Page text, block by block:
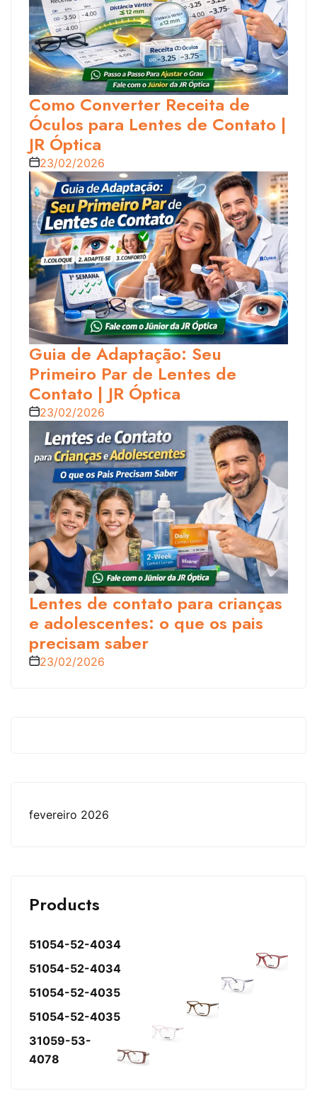
Como Converter Receita de
Óculos para Lentes de Contato |
JR Óptica
23/02/2026
Guia de Adaptação: Seu
Primeiro Par de Lentes de
Contato | JR Óptica
23/02/2026
Lentes de contato para crianças
e adolescentes: o que os pais
precisam saber
23/02/2026
fevereiro 2026
Products
51054-52-4034
51054-52-4034
51054-52-4035
51054-52-4035
31059-53-
4078